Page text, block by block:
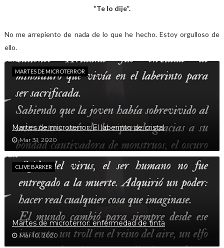
“Te lo dije”.
No me arrepiento de nada de lo que he hecho. Estoy orgulloso de
ello.
MARTES DE MICROTERROR
Martes de microterror: El laberinto de cristal
Mar 31, 2020
CLIVE BARKER
Martes de microterror: enfermedad de tinta
Mar 10, 2020